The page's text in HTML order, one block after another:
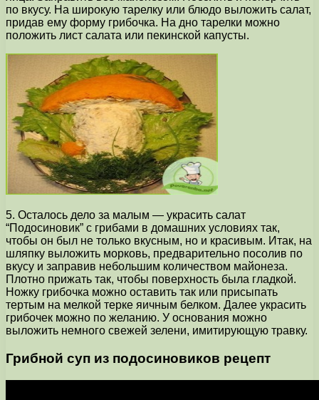
по вкусу. На широкую тарелку или блюдо выложить салат,
придав ему форму грибочка. На дно тарелки можно
положить лист салата или пекинской капусты.
5. Осталось дело за малым — украсить салат
“Подосиновик” с грибами в домашних условиях так,
чтобы он был не только вкусным, но и красивым. Итак, на
шляпку выложить морковь, предварительно посолив по
вкусу и заправив небольшим количеством майонеза.
Плотно прижать так, чтобы поверхность была гладкой.
Ножку грибочка можно оставить так или присыпать
тертым на мелкой терке яичным белком. Далее украсить
грибочек можно по желанию. У основания можно
выложить немного свежей зелени, имитирующую травку.
Грибной суп из подосиновиков рецепт